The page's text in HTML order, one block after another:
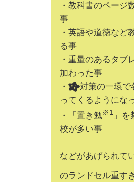
・教科書のページ
事
・英語や道徳など
る事
・重量のあるタブ
加わった事
・
対策の一環で
ってくるようにな
・「置き勉※1 」
校が多い事
などがあげられて
のランドセル重す